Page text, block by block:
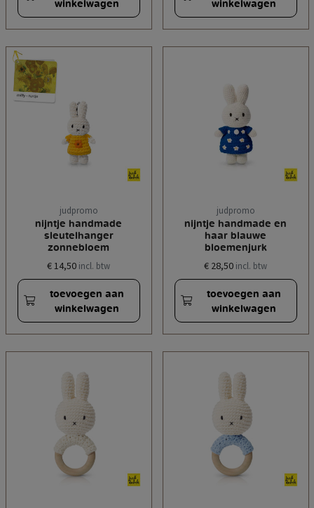
winkelwagen
winkelwagen
judpromo
nijntje handmade
sleutelhanger
zonnebloem
€ 14,50 incl. btw
toevoegen aan
winkelwagen
judpromo
nijntje handmade en
haar blauwe
bloemenjurk
€ 28,50 incl. btw
toevoegen aan
winkelwagen